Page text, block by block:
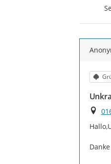
Ort
Danke